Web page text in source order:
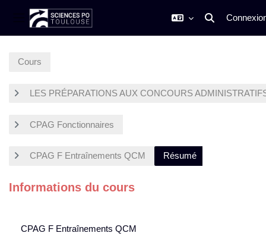
Panneau latéral Activer/
Cours
LES PRÉPARATIONS AUX CONCOURS
CPAG Fonctionnaires
CPAG F Entraînements QCM Résumé
Informations du cours
CPAG F Entraînements QCM